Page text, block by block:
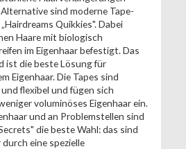
sind moderne Tape-
Quikkies". Dabei
Haare mit biologisch
im Eigenhaar befestigt. Das
ist die beste Lösung für
Eigenhaar. Die Tapes sind
flexibel und fügen sich
voluminöses Eigenhaar ein.
und an Problemstellen sind
die beste Wahl: das sind
eine spezielle